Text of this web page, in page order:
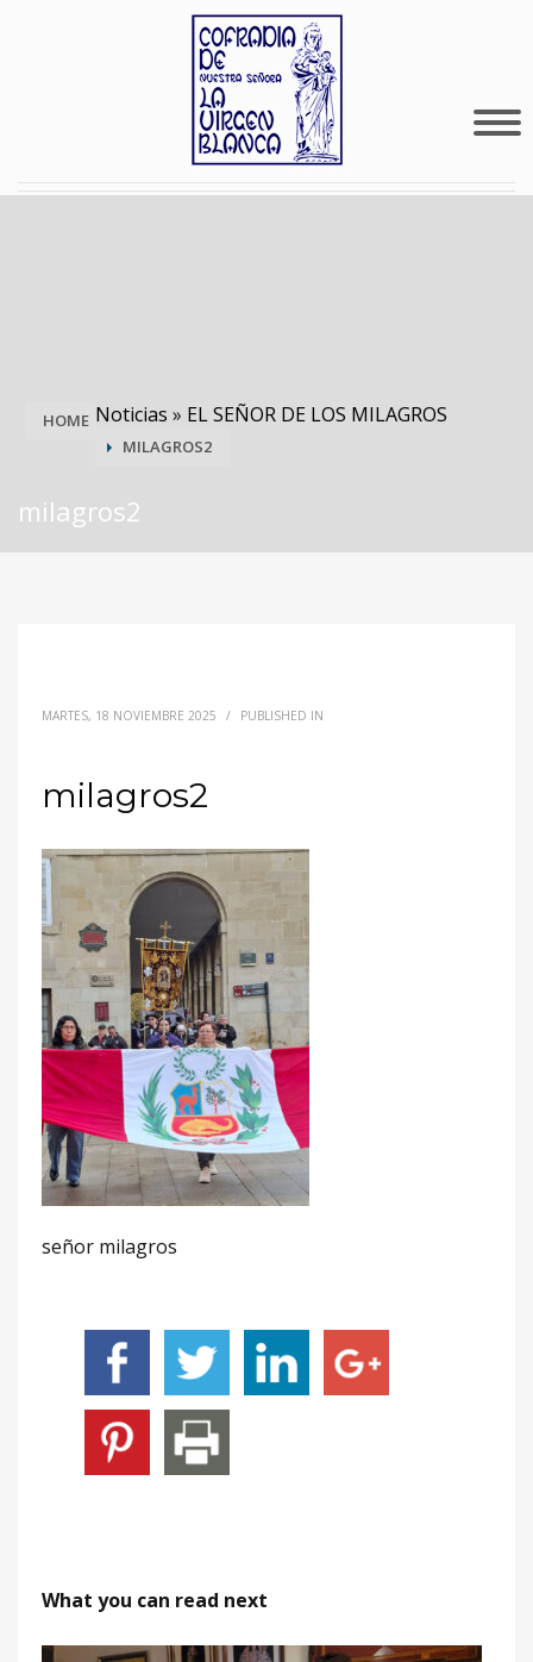
HOME Noticias » EL SEÑOR DE LOS MILAGROS
MILAGROS2
milagros2
MARTES, 18 NOVIEMBRE 2025 / PUBLISHED IN
milagros2
señor milagros
What you can read next